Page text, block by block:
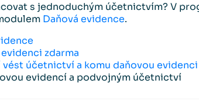
s jednoduchým účetnictvím? V
Daňová evidence.
zdarma
vést účetnictví a komu daňovou evidenci
evidencí a podvojným účetnictví